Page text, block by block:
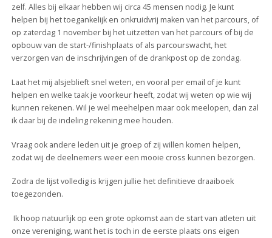
zelf. Alles bij elkaar hebben wij circa 45 mensen nodig. Je kunt
helpen bij het toegankelijk en onkruidvrij maken van het parcours, of
op zaterdag 1 november bij het uitzetten van het parcours of bij de
opbouw van de start-/finishplaats of als parcourswacht, het
verzorgen van de inschrijvingen of de drankpost op de zondag.
Laat het mij alsjeblieft snel weten, en vooral per email of je kunt
helpen en welke taak je voorkeur heeft, zodat wij weten op wie wij
kunnen rekenen. Wil je wel meehelpen maar ook meelopen, dan zal
ik daar bij de indeling rekening mee houden.
Vraag ook andere leden uit je groep of zij willen komen helpen,
zodat wij de deelnemers weer een mooie cross kunnen bezorgen.
Zodra de lijst volledig is krijgen jullie het definitieve draaiboek
toegezonden.
Ik hoop natuurlijk op een grote opkomst aan de start van atleten uit
onze vereniging, want het is toch in de eerste plaats ons eigen